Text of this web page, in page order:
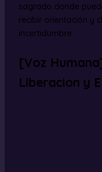
sagrado donde
recibir orientación y
incertidumbre.
[Voz
Liberacion y